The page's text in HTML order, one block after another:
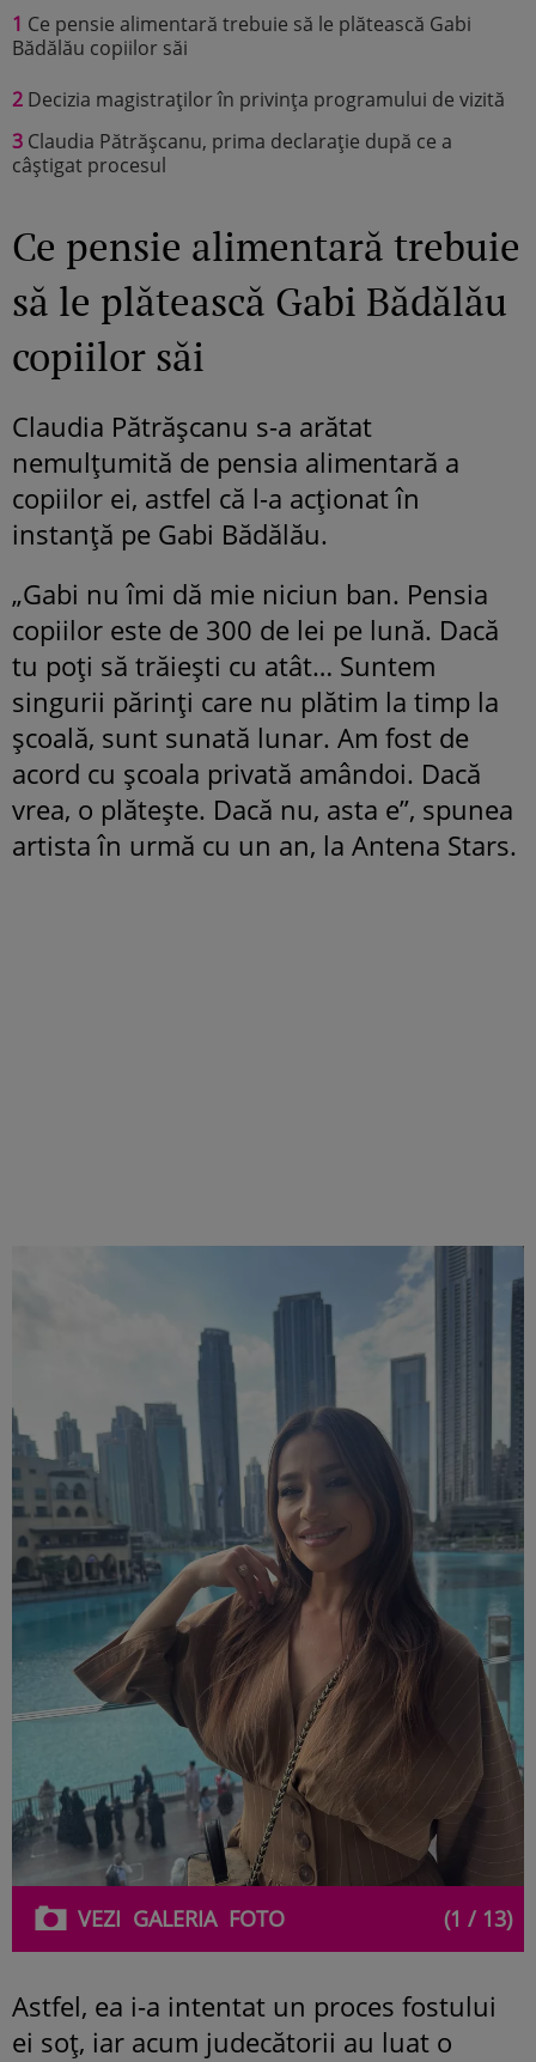
1 Ce pensie alimentară trebuie să le plătească Gabi
Bădălău copiilor săi
2 Decizia magistraților în privința programului de vizită
3 Claudia Pătrășcanu, prima declarație după ce a
câștigat procesul
Ce pensie alimentară trebuie
să le plătească Gabi Bădălău
copiilor săi
Claudia Pătrășcanu s-a arătat
nemulțumită de pensia alimentară a
copiilor ei, astfel că l-a acționat în
instanță pe Gabi Bădălău.
„Gabi nu îmi dă mie niciun ban. Pensia
copiilor este de 300 de lei pe lună. Dacă
tu poți să trăiești cu atât… Suntem
singurii părinți care nu plătim la timp la
școală, sunt sunată lunar. Am fost de
acord cu școala privată amândoi. Dacă
vrea, o plătește. Dacă nu, asta e”, spunea
artista în urmă cu un an, la Antena Stars.
VEZI GALERIAFOTO (1 / 13)
Astfel, ea i-a intentat un proces fostului
ei soț, iar acum judecătorii au luat o